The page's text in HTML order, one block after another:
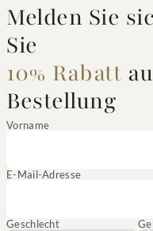
Melden Sie
Sie
10% Rabatt
Bestellung
Vorname
E-Mail-Adresse
Geschlecht